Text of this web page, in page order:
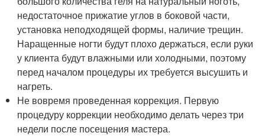
недостаточное прижатие углов в боковой части,
установка неподходящей формы, наличие трещин.
Наращенные ногти будут плохо держаться, если руки
у клиента будут влажными или холодными, поэтому
перед началом процедуры их требуется высушить и
нагреть.
Не вовремя проведенная коррекция. Первую
процедуру коррекции необходимо делать через три
недели после посещения мастера.